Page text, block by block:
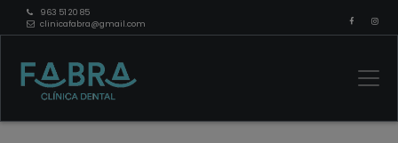
963 51 20 85
clinicafabra@gmail.com